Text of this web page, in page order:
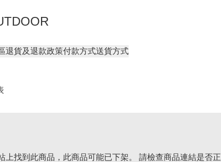
退貨及退款政策付款方式送貨方式
上找到此商品，此商品可能已下架。 請檢查商品連結是否正